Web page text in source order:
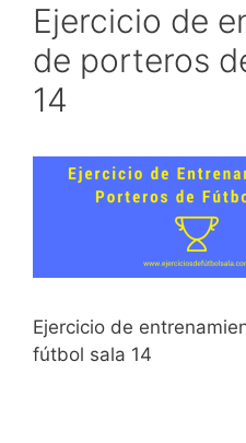
Ejercicio de
de porteros
14
Ejercicio de
fútbol sala 14